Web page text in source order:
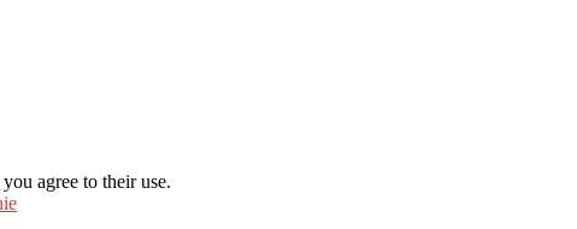
agree to their use.